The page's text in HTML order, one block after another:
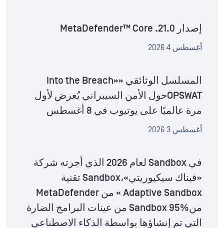
إصدار MetaDefender™ Core .21.0
أغسطس 4 2026
المسلسل الوثائقي «Into the Breach»
OPSWATحول الأمن السيبراني يُعرض لأول
مرة عالميًا على يوتيوب في 8 أغسطس
أغسطس 3 2026
في Sandbox لعام 2026 الذي أجرته شركة
«فيناك سيكيوريتي»،Sandbox تقنية
Adaptive Sandbox » من MetaDefender
منSandbox 95% من عينات البرامج الضارة
التي تم إنشاؤها بواسطة الذكاء الاصطناعي